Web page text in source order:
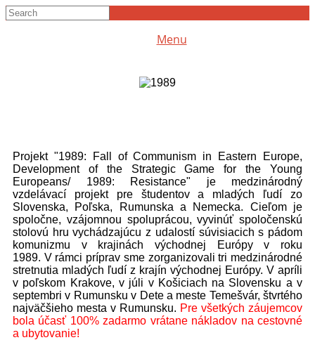
Menu
Projekt "1989: Fall of Communism in Eastern Europe,
Development of the Strategic Game for the Young
Europeans/ 1989: Resistance" je medzinárodný
vzdelávací projekt pre študentov a mladých ľudí zo
Slovenska, Poľska, Rumunska a Nemecka. Cieľom je
spoločne, vzájomnou spoluprácou, vyvinúť spoločenskú
stolovú hru vychádzajúcu z udalostí súvisiacich s pádom
komunizmu v krajinách východnej Európy v roku
1989. V rámci príprav sme zorganizovali tri medzinárodné
stretnutia mladých ľudí z krajín východnej Európy. V apríli
v poľskom Krakove, v júli v Košiciach na Slovensku a v
septembri v Rumunsku v Dete a meste Temešvár, štvrtého
najväčšieho mesta v Rumunsku. Pre všetkých záujemcov
bola účasť 100% zadarmo vrátane nákladov na cestovné
a ubytovanie!